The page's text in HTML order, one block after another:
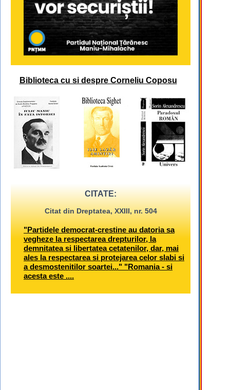
Biblioteca cu si despre Corneliu Coposu
CITATE:
Citat din Dreptatea, XXIII, nr. 504
"Partidele democrat-crestine au datoria sa
vegheze la respectarea drepturilor, la
demnitatea si libertatea cetatenilor, dar, mai
ales la respectarea si protejarea celor slabi si
a desmostenitilor soartei..." "Romania - si
acesta este ....